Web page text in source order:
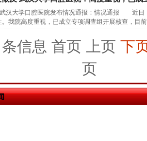
大学口腔医院发布情况通报：情况通报 近日
。我院高度重视，已成立专项调查组开展核查，目
信息 首页 上页 下
页